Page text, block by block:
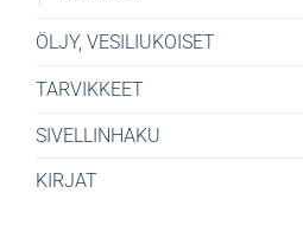
ÖLJY, VESILIUKOISET
TARVIKKEET
SIVELLINHAKU
KIRJAT